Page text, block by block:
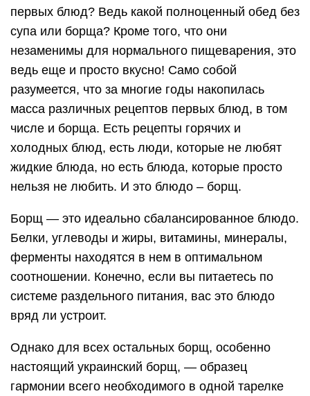
первых блюд? Ведь какой полноценный обед без
супа или борща? Кроме того, что они
незаменимы для нормального пищеварения, это
ведь еще и просто вкусно! Само собой
разумеется, что за многие годы накопилась
масса различных рецептов первых блюд, в том
числе и борща. Есть рецепты горячих и
холодных блюд, есть люди, которые не любят
жидкие блюда, но есть блюда, которые просто
нельзя не любить. И это блюдо – борщ.
Борщ — это идеально сбалансированное блюдо.
Белки, углеводы и жиры, витамины, минералы,
ферменты находятся в нем в оптимальном
соотношении. Конечно, если вы питаетесь по
системе раздельного питания, вас это блюдо
вряд ли устроит.
Однако для всех остальных борщ, особенно
настоящий украинский борщ, — образец
гармонии всего необходимого в одной тарелке